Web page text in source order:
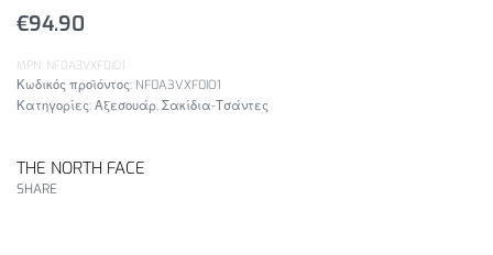
€94.90
MPN: NF0A3VXF0IO1
NF0A3VXF0IO1
Κατηγορίες: Αξεσουάρ, Σακίδια-Τσάντες
THE NORTH FACE
SHARE